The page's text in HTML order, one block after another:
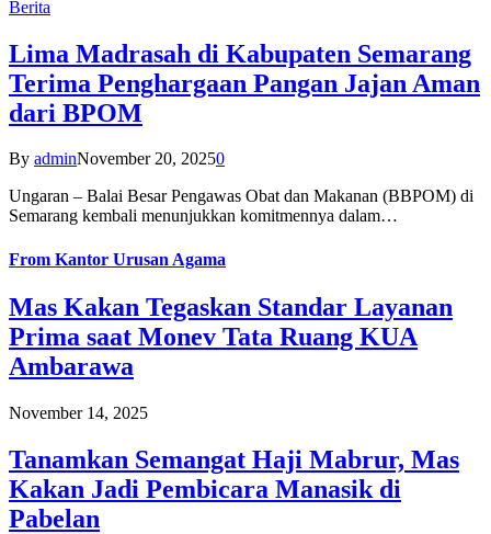
Berita
Lima Madrasah di Kabupaten Semarang
Terima Penghargaan Pangan Jajan Aman
dari BPOM
By adminNovember 20, 20250
Ungaran – Balai Besar Pengawas Obat dan Makanan (BBPOM) di
Semarang kembali menunjukkan komitmennya dalam…
From Kantor Urusan Agama
Mas Kakan Tegaskan Standar Layanan
Prima saat Monev Tata Ruang KUA
Ambarawa
November 14, 2025
Tanamkan Semangat Haji Mabrur, Mas
Kakan Jadi Pembicara Manasik di
Pabelan